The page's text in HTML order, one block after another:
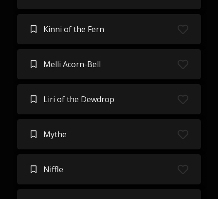
Kinni of the Fern
Melli Acorn-Bell
Liri of the Dewdrop
Mythe
Niffle